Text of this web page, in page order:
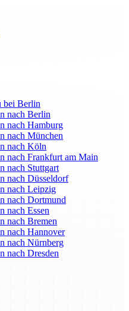
bei Berlin
nach Berlin
nach Hamburg
nach München
nach Köln
nach Frankfurt am Main
nach Stuttgart
nach Düsseldorf
nach Leipzig
nach Dortmund
nach Essen
nach Bremen
nach Hannover
nach Nürnberg
nach Dresden